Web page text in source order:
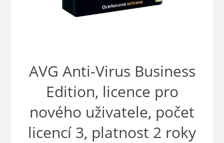
AVG Anti-Virus Business
Edition, licence pro
nového uživatele, počet
licencí 3, platnost 2 roky